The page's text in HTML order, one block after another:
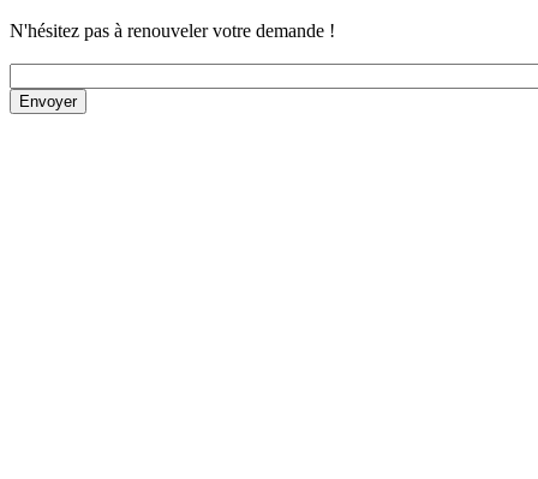
N'hésitez pas à renouveler votre demande !